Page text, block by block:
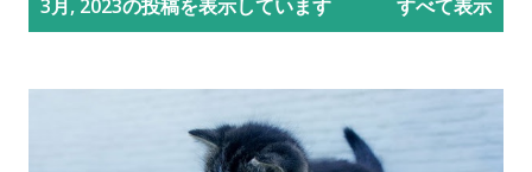
3月, 2023の投稿を表示しています すべて表示